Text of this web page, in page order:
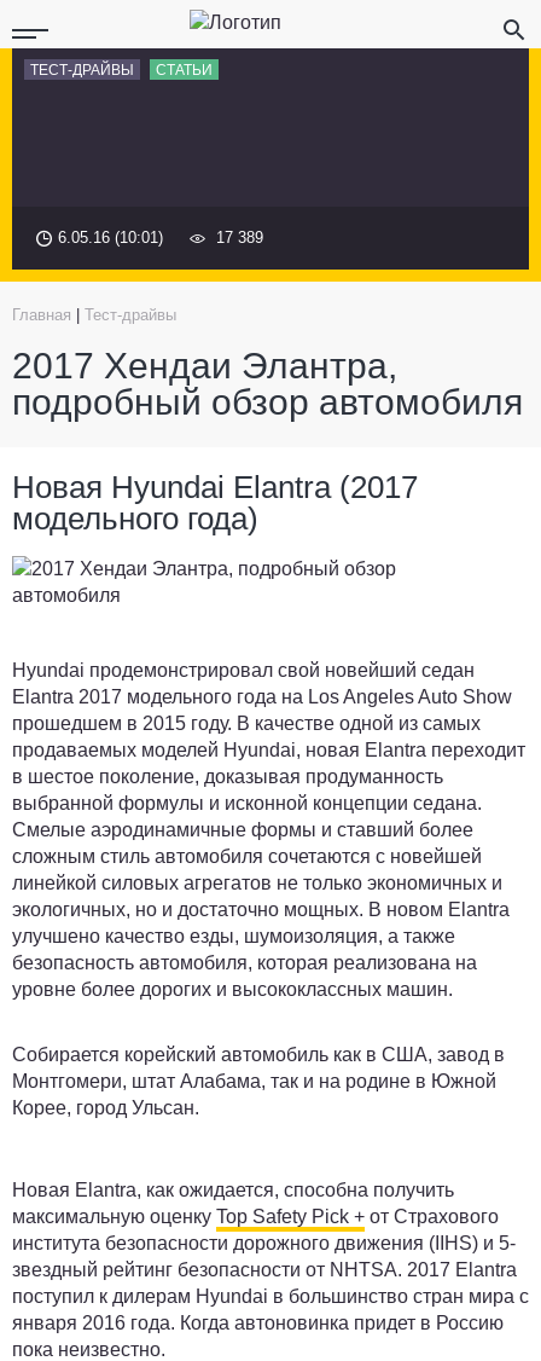
ТЕСТ-ДРАЙВЫ СТАТЬИ
6.05.16 (10:01) 17 389
Главная Тест-драйвы
2017 Хендаи Элантра,
подробный обзор автомобиля
Новая Hyundai Elantra (2017
модельного года)
Hyundai продемонстрировал свой новейший седан
Elantra 2017 модельного года на Los Angeles Auto Show
прошедшем в 2015 году. В качестве одной из самых
продаваемых моделей Hyundai, новая Elantra переходит
в шестое поколение, доказывая продуманность
выбранной формулы и исконной концепции седана.
Смелые аэродинамичные формы и ставший более
сложным стиль автомобиля сочетаются с новейшей
линейкой силовых агрегатов не только экономичных и
экологичных, но и достаточно мощных. В новом Elantra
улучшено качество езды, шумоизоляция, а также
безопасность автомобиля, которая реализована на
уровне более дорогих и высококлассных машин.
Собирается корейский автомобиль как в США, завод в
Монтгомери, штат Алабама, так и на родине в Южной
Корее, город Ульсан.
Новая Elantra, как ожидается, способна получить
максимальную оценку Top Safety Pick + от Страхового
института безопасности дорожного движения (IIHS) и 5-
звездный рейтинг безопасности от NHTSA. 2017 Elantra
поступил к дилерам Hyundai в большинство стран мира с
января 2016 года. Когда автоновинка придет в Россию
пока неизвестно.